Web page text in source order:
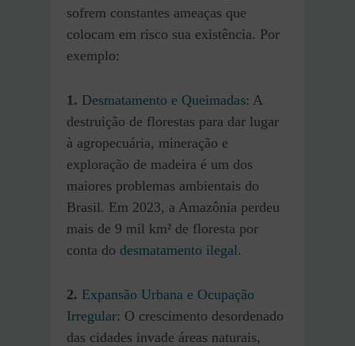
sofrem constantes ameaças que
colocam em risco sua existência. Por
exemplo:
1. Desmatamento e Queimadas: A
destruição de florestas para dar lugar
à agropecuária, mineração e
exploração de madeira é um dos
maiores problemas ambientais do
Brasil. Em 2023, a Amazônia perdeu
mais de 9 mil km² de floresta por
conta do desmatamento ilegal.
2. Expansão Urbana e Ocupação
Irregular: O crescimento desordenado
das cidades invade áreas naturais,